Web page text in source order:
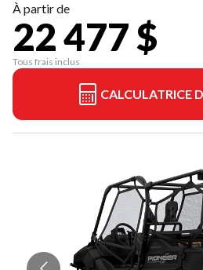
À partir de
22 477 $
Tous frais inclus
CALCULATRICE